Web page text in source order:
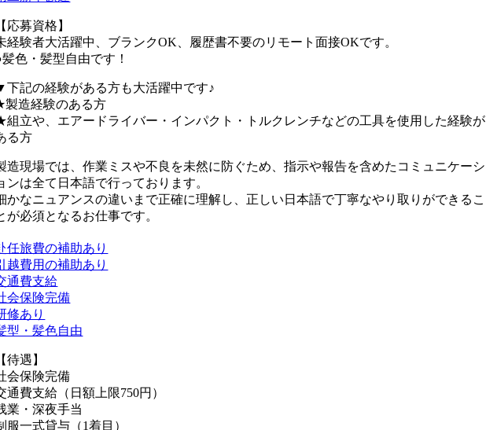
【応募資格】
経験者大活躍中、ブランクOK、履歴書不要のリモート面接OKです。
色・髪型自由です！
下記の経験がある方も大活躍中です♪
製造経験のある方
組立や、エアードライバー・インパクト・トルクレンチなどの工具を使用した経験が
る方
造現場では、作業ミスや不良を未然に防ぐため、指示や報告を含めたコミュニケーシ
ンは全て日本語で行っております。
かなニュアンスの違いまで正確に理解し、正しい日本語で丁寧なやり取りができるこ
が必須となるお仕事です。
任旅費の補助あり
越費用の補助あり
通費支給
会保険完備
修あり
型・髪色自由
【待遇】
会保険完備
通費支給（日額上限750円）
業・深夜手当
服一式貸与（1着目）